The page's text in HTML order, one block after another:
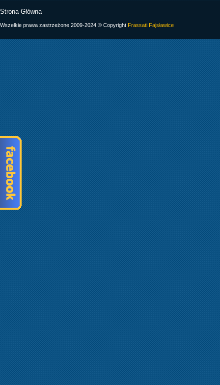
Strona Główna
Wszelkie prawa zastrzeżone 2009-2024 © Copyright Frassati Fajsławice